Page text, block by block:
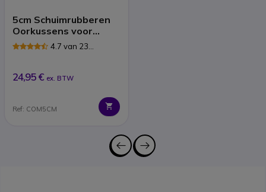
5cm Schuimrubberen
Oorkussens voor
Headsets4.7 van 23
24,95 € ex. BTW
Ref: COM5CM